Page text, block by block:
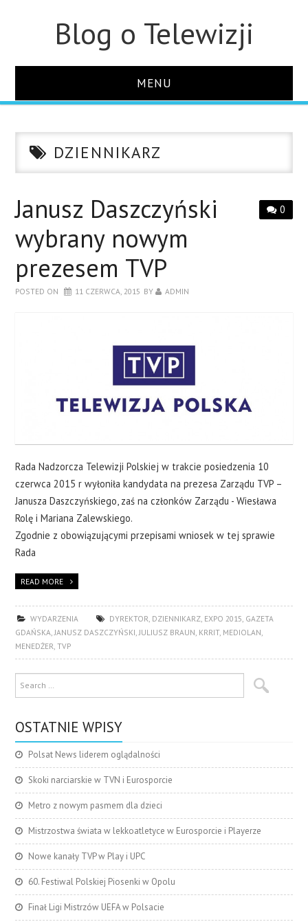
Blog o Telewizji
MENU
O STRONIEDZIENNIKARZ
0
Janusz Daszczyński
wybrany nowym
prezesem TVP
POSTED ON 11 CZERWCA, 2015 BY ADMIN
Rada Nadzorcza Telewizji Polskiej w trakcie posiedzenia 10
czerwca 2015 r wyłoniła kandydata na prezesa Zarządu TVP –
Janusza Daszczyńskiego, zaś na członków Zarządu - Wiesława
Rolę i Mariana Zalewskiego.
Zgodnie z obowiązującymi przepisami wniosek w tej sprawie
Rada
READ MORE
WYDARZENIA DYREKTOR, DZIENNIKARZ, EXPO 2015, GAZETA
GDAŃSKA,JANUSZ DASZCZYŃSKI,JULIUSZ BRAUN, KRRIT, MEDIOLAN,
MENEDŻER,TVP
OSTATNIE WPISY
Polsat News liderem oglądalności
Skoki narciarskie w TVN i Eurosporcie
Metro z nowym pasmem dla dzieci
Mistrzostwa świata w lekkoatletyce w Eurosporcie i Playerze
Nowe kanały TVP w Play i UPC
60. Festiwal Polskiej Piosenki w Opolu
Finał Ligi Mistrzów UEFA w Polsacie